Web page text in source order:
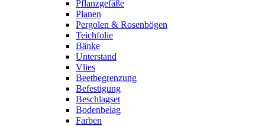
Pflanzgefäße
Planen
Pergolen & Rosenbögen
Teichfolie
Bänke
Unterstand
Vlies
Beetbegrenzung
Befestigung
Beschlagset
Bodenbelag
Farben